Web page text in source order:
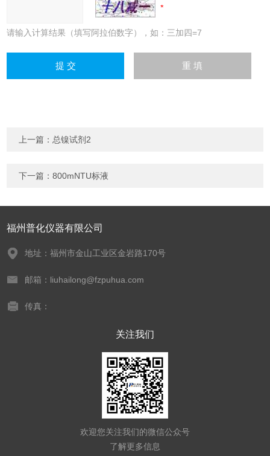
请输入计算结果（填写阿拉伯数字），如：三加四=7
上一篇： 总镍试剂2
下一篇：800mNTU标液
福州普化仪器有限公司
地址：福州市金山工业区金岩路170号
邮箱：liuhailong@fzpuhua.com
传真：
关注我们
欢迎您关注我们的微信公众号
了解更多信息